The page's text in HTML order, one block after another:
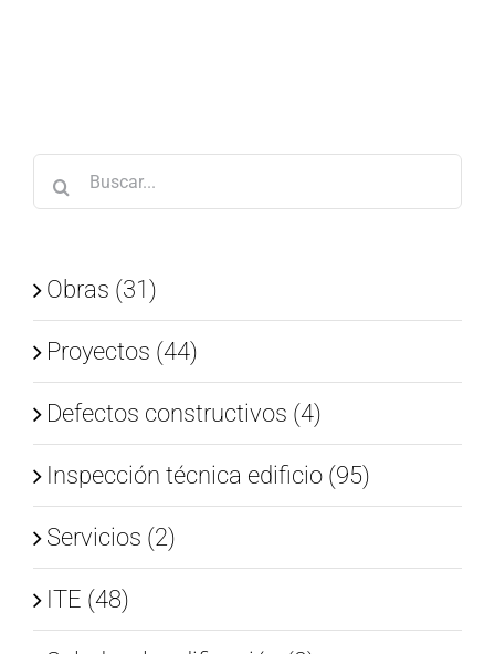
Buscar:
Obras (31)
Proyectos (44)
Defectos constructivos (4)
Inspección técnica edificio (95)
Servicios (2)
ITE (48)